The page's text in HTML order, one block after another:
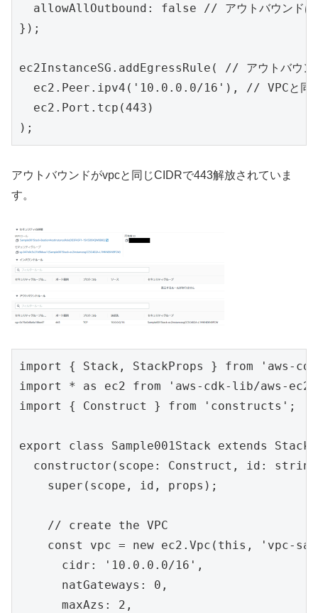
allowAllOutbound: false // アウトバウンドは
});
ec2InstanceSG.addEgressRule( // アウトバウン
ec2.Peer.ipv4('10.0.0.0/16'), // VPCと同
  ec2.Port.tcp(443)
);
アウトバウンドがvpcと同じCIDRで443解放されていま
す。
import { Stack, StackProps } from 'aws-
import * as ec2 from 'aws-cdk-lib/aws-
import { Construct } from 'constructs';
export class Sample001Stack extends Stack
constructor(scope: Construct, id:
    super(scope, id, props);
    // create the VPC
const vpc = new ec2.Vpc(this, 'vpc-
      cidr: '10.0.0.0/16',
      natGateways: 0,
      maxAzs: 2,